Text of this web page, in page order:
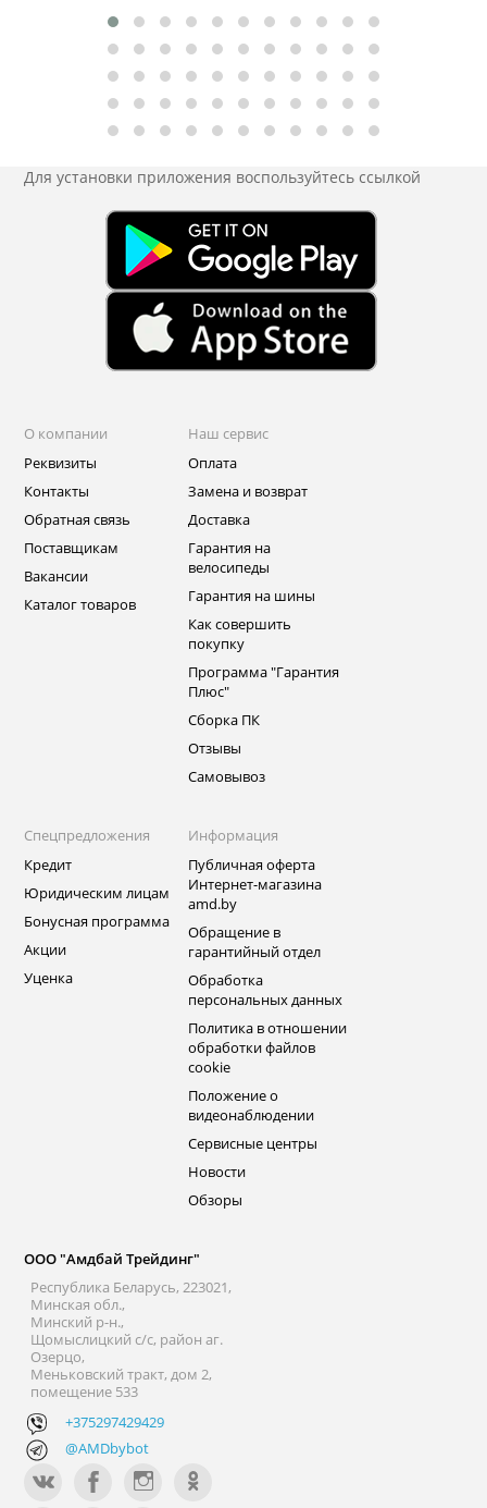
Для установки приложения воспользуйтесь ссылкой
О компании
Реквизиты
Контакты
Обратная связь
Поставщикам
Вакансии
Каталог товаров
Наш сервис
Оплата
Замена и возврат
Доставка
Гарантия на
велосипеды
Гарантия на шины
Как совершить
покупку
Программа "Гарантия
Плюс"
Сборка ПК
Отзывы
Самовывоз
Спецпредложения
Кредит
Юридическим лицам
Бонусная программа
Акции
Уценка
Информация
Публичная оферта
Интернет-магазина
amd.by
Обращение в
гарантийный отдел
Обработка
персональных данных
Политика в отношении
обработки файлов
cookie
Положение о
видеонаблюдении
Сервисные центры
Новости
Обзоры
ООО "Амдбай Трейдинг"
Республика Беларусь, 223021,
Минская обл.,
Минский р-н.,
Щомыслицкий с/с, район аг.
Озерцо,
Меньковский тракт, дом 2,
помещение 533
+375297429429
@AMDbybot